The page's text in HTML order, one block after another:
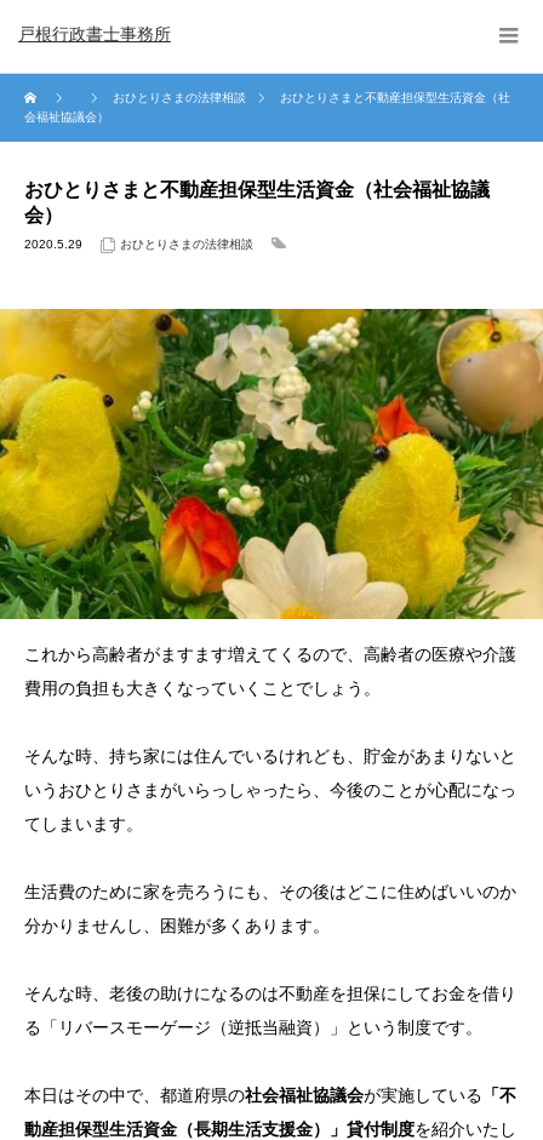
戸根行政書士事務所
おひとりさまの法律相談
おひとりさまと不動産担保型生活資金（社
会福祉協議会）
おひとりさまと不動産担保型生活資金（社会福祉協議
会）
2020.5.29 おひとりさまの法律相談
これから高齢者がますます増えてくるので、高齢者の医療や介護
費用の負担も大きくなっていくことでしょう。
そんな時、持ち家には住んでいるけれども、貯金があまりないと
いうおひとりさまがいらっしゃったら、今後のことが心配になっ
てしまいます。
生活費のために家を売ろうにも、その後はどこに住めばいいのか
分かりませんし、困難が多くあります。
そんな時、老後の助けになるのは不動産を担保にしてお金を借り
る「リバースモーゲージ（逆抵当融資）」という制度です。
本日はその中で、都道府県の社会福祉協議会が実施している 「不
動産担保型生活資金（長期生活支援金）」貸付制度を紹介いたし